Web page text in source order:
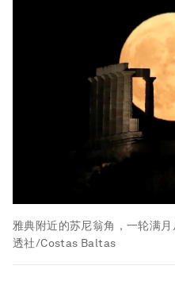
雅典附近的苏尼翁角，一轮满月
透社/Costas Baltas